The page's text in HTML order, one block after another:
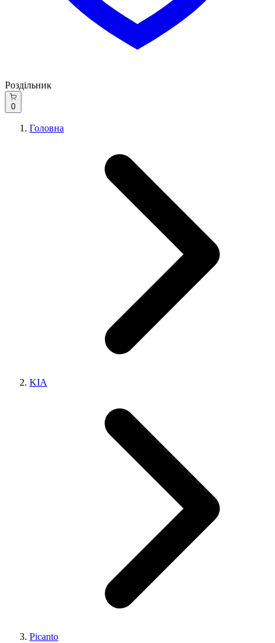
Роздільник
0
Головна
KIA
Picanto